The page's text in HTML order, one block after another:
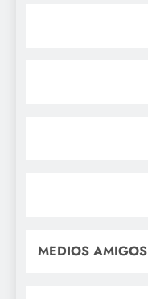
MEDIOS AMIGOS